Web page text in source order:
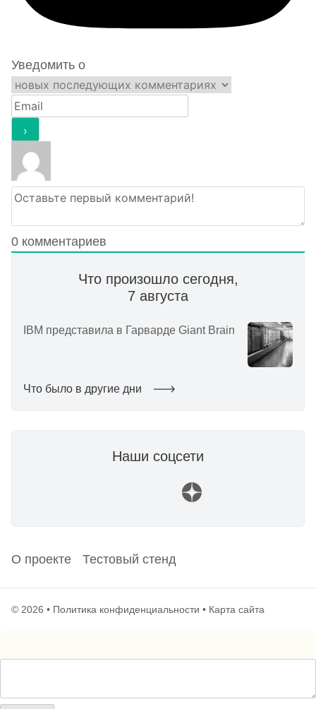
Уведомить о
0 комментариев
Что произошло сегодня,
7 августа
IBM представила в Гарварде Giant Brain
Что было в другие дни
Наши соцсети
О проекте Тестовый стенд
© 2026 • Политика конфиденциальности • Карта сайта